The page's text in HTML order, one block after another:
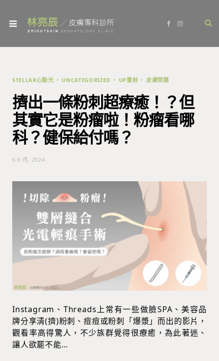
b
I
a
STELLAR心動光 UNCATEGORIZED UP雷射 皮膚問題
擠出一條粉刺超療癒！？但
其實它是粉瘤啦！粉瘤看哪
科？健保給付嗎？
6 9 月, 2024
Instagram、Threads上常有一些做臉SPA、美容品
牌分享清(擠)粉刺、痘痘或粉刺「爆漿」而出的影片，
觀看率高得驚人，不少族群覺得很療癒，為此著迷、
讓人欲罷不能…